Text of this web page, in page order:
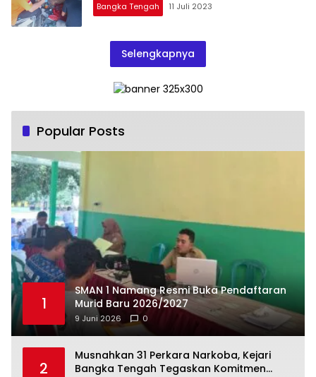
Bangka Tengah 11 Juli 2023
Selengkapnya
Popular Posts
1
SMAN 1 Namang Resmi Buka Pendaftaran
Murid Baru 2026/2027
9 Juni 2026 0
2
Musnahkan 31 Perkara Narkoba, Kejari
Bangka Tengah Tegaskan Komitmen